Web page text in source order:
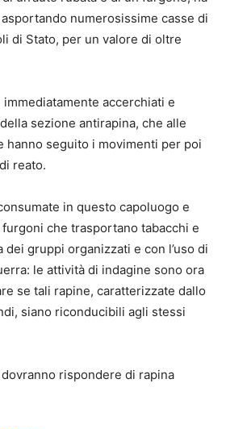
numerosissime casse di
di Stato, per un valore di oltre
accerchiati e
sezione antirapina, che alle
hanno seguito i movimenti per poi
reato.
in questo capoluogo e
che trasportano tabacchi e
gruppi organizzati e con l’uso di
le attività di indagine sono ora
se tali rapine, caratterizzate dallo
siano riconducibili agli stessi
rispondere di rapina